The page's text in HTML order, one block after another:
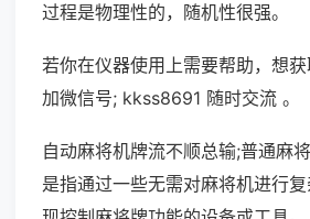
过程是物理性的，随机性很强。
若你在仪器使用上需要帮助，想
加微信号; kkss8691 随时交流 。
自动麻将机牌流不顺总输;普通麻
是指通过一些无需对麻将机进行